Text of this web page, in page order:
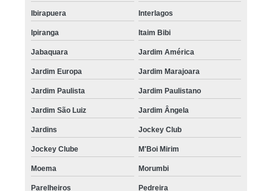
pigmentação capilar em 3d Juquitiba
quanto custa pigmentação capilar feminina Vila Carrão
pigmentação capilar para homens valor Raposo Tavares
pigmentação capilar definitiva valor Vila Andrade
onde encontro pigmentação no couro cabeludo Cambuci
pigmentação de couro cabeludo Ermelino Matarazzo
pigmentação de cabelo masculino valor M'Boi Mirim
pigmentação capilar Peruíbe
pigmentação capilar definitiva José Bonifácio
Ibirapuera Interlagos
Ipiranga Itaim Bibi
Jabaquara Jardim América
Jardim Europa Jardim Marajoara
Jardim Paulista Jardim Paulistano
Jardim São Luiz Jardim Ângela
Jardins Jockey Club
Jockey Clube M'Boi Mirim
Moema Morumbi
Parelheiros Pedreira